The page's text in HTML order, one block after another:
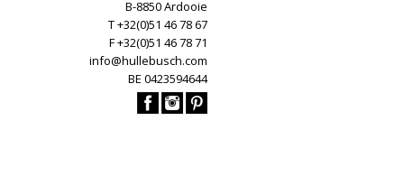
B-8850 Ardooie
T +32(0)51 46 78 67
F +32(0)51 46 78 71
info@hullebusch.com
BE 0423594644